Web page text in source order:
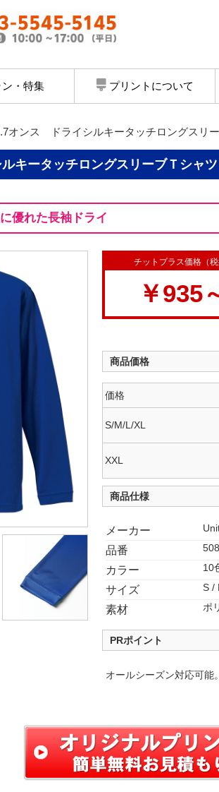
・特集 プリントについて
ンス ドライシルキータッチロングスリー
キータッチロングスリーブＴシャツ
優れた長袖ドライ
チットプラス価格（税
￥935
商品価格
価格
S/M/L/XL
XXL
商品仕様
メーカー
品番
カラー 10
サイズ S /
素材 ポ
PRポイント
オールシーズン対応可能